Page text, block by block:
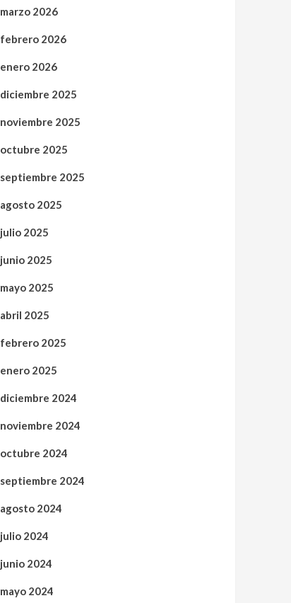
marzo 2026
febrero 2026
enero 2026
diciembre 2025
noviembre 2025
octubre 2025
septiembre 2025
agosto 2025
julio 2025
junio 2025
mayo 2025
abril 2025
febrero 2025
enero 2025
diciembre 2024
noviembre 2024
octubre 2024
septiembre 2024
agosto 2024
julio 2024
junio 2024
mayo 2024